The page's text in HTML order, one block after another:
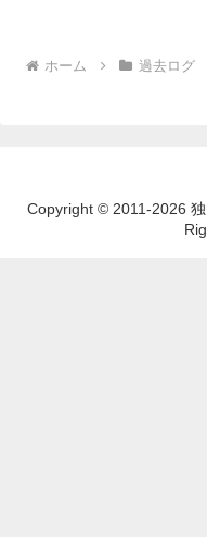
ホーム 過去ログ
Copyright © 2011-2026